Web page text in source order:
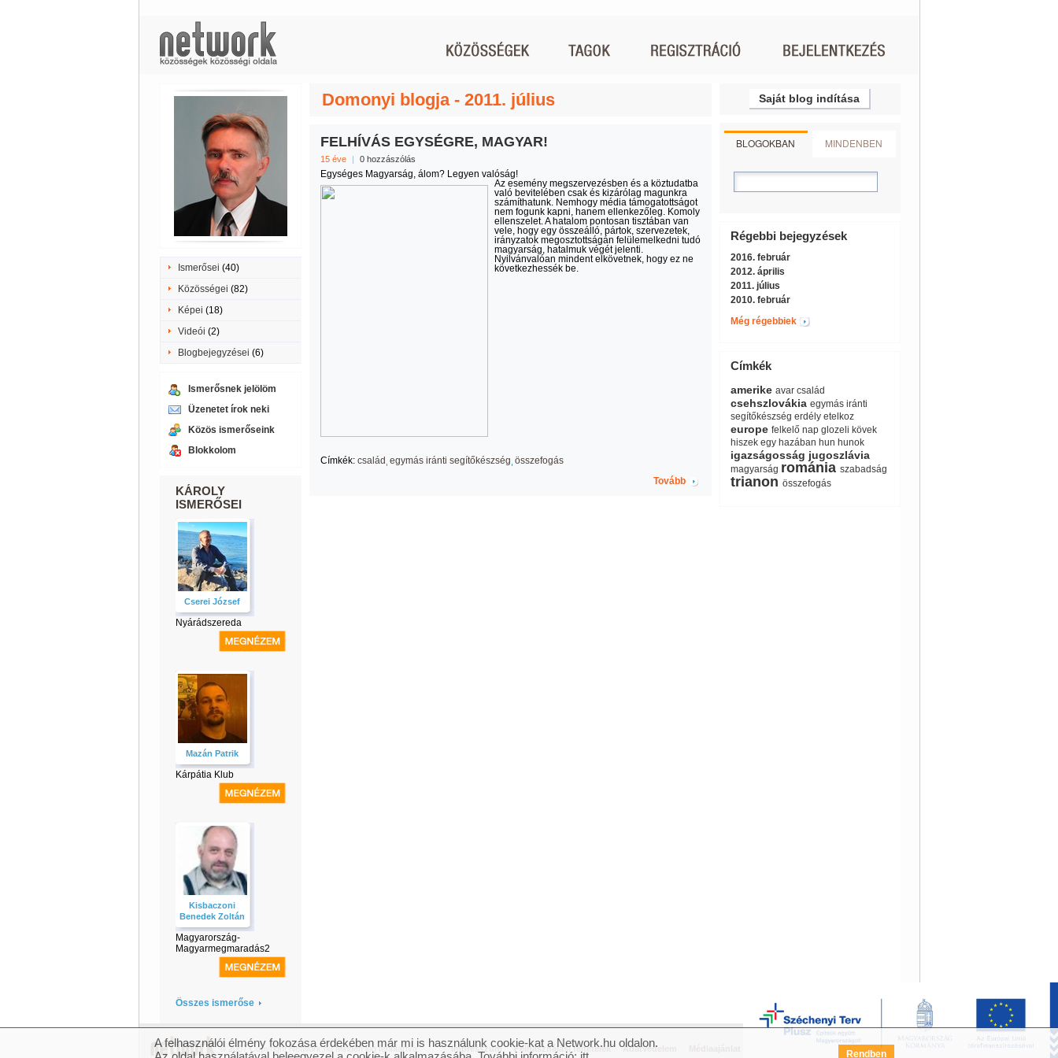
Ismerősei (40)
Közösségei (82)
Képei (18)
Videói (2)
Blogbejegyzései (6)
Ismerősnek jelölöm
Üzenetet írok neki
Közös ismerőseink
Blokkolom
KÁROLY
ISMERŐSEI
Cserei József
Nyárádszereda
Mazán Patrik
Kárpátia Klub
Kisbaczoni
Benedek Zoltán
Magyarország-
Magyarmegmaradás2
Összes ismerőse
Domonyi blogja - 2011. július
FELHÍVÁS EGYSÉGRE, MAGYAR!
15 éve | 0 hozzászólás
Egységes Magyarság, álom? Legyen valóság!
Az esemény megszervezésben és a köztudatba
való bevitelében csak és kizárólag magunkra
számíthatunk. Nemhogy média támogatottságot
nem fogunk kapni, hanem ellenkezőleg. Komoly
ellenszelet. A hatalom pontosan tisztában van
vele, hogy egy összeálló, pártok, szervezetek,
irányzatok megosztottságán felülemelkedni tudó
magyarság, hatalmuk végét jelenti.
Nyilvánvalóan mindent elkövetnek, hogy ez ne
következhessék be.
Címkék: család egymás iránti segítőkészség összefogás
Tovább
Saját blog indítása
BLOGOKBAN MINDENBEN
Régebbi bejegyzések
2016. február
2012. április
2011. július
2010. február
Még régebbiek
Címkék
amerike avar család
csehszlovákia egymás iránti
segítőkészség erdély etelkoz
europe felkelő nap glozeli kövek
hiszek egy hazában hun hunok
igazságosság jugoszlávia
magyarság románia szabadság
trianon összefogás
© 2007 Copyright Network.hu Minden jog fenntartva. Impresszum Felhasználási feltételek Adatvédelem Széchenyi Terv Pályázat FAQ
A felhasználói élmény fokozása érdekében már mi is használunk cookie-kat a Network.hu oldalon.
Rendben